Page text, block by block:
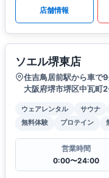
店舗情報
ソエル堺東店
住吉鳥居前駅から車で
大阪府堺市堺区中瓦町
ウェアレンタル サウナ
無料体験
プロテイン
営業時間
0:00〜24:00